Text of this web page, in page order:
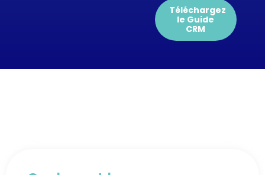
Téléchargez
le Guide
CRM